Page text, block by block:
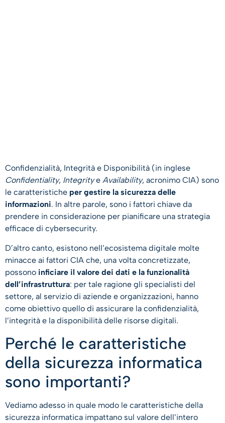
Confidenzialità, Integrità e Disponibilità (in inglese
Confidentiality, Integritye Availability, acronimo CIA) sono
le caratteristiche per gestire la sicurezza delle
informazioni. In altre parole, sono i fattori chiave da
prendere in considerazione per pianificare una strategia
efficace di cybersecurity.
D’altro canto, esistono nell’ecosistema digitale molte
minacce ai fattori CIA che, una volta concretizzate,
possono inficiare il valore dei dati e la funzionalità
dell’infrastruttura: per tale ragione gli specialisti del
settore, al servizio di aziende e organizzazioni, hanno
come obiettivo quello di assicurare la confidenzialità,
l’integrità e la disponibilità delle risorse digitali.
Perché le caratteristiche
della sicurezza informatica
sono importanti?
Vediamo adesso in quale modo le caratteristiche della
sicurezza informatica impattano sul valore dell’intero